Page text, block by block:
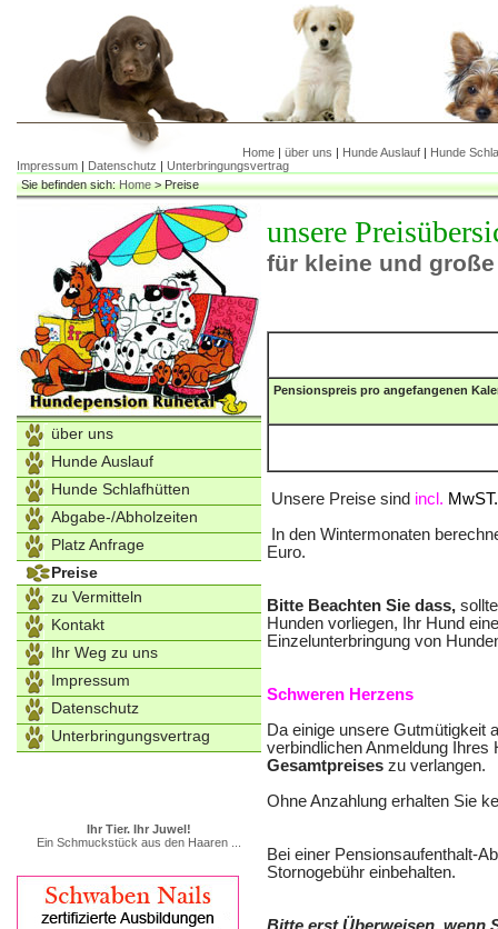
Home | über uns | Hunde Auslauf | Hunde
Impressum | Datenschutz | Unterbringungsvertrag
Sie befinden sich:Home >Preise
über uns
Hunde Auslauf
Hunde Schlafhütten
Abgabe-/Abholzeiten
Platz Anfrage
Preise
zu Vermitteln
Kontakt
Ihr Weg zu uns
Impressum
Datenschutz
Unterbringungsvertrag
Ihr Tier. Ihr Juwel!
Ein Schmuckstück aus den Haaren ...
unsere
für kleine und
Pensionspreis pro angefangenen
Unsere Preise sind incl.
In den Wintermonaten
Euro.
Bitte Beachten Sie dass,
Hunden vorliegen, Ihr Hund
Einzelunterbringung von
Schweren Herzens
Da einige unsere Gutmütigkeit
verbindlichen Anmeldung Ihres
Gesamtpreises zu verlangen.
Ohne Anzahlung erhalten Sie
Bei einer Pensionsaufenthalt-
Stornogebühr einbehalten.